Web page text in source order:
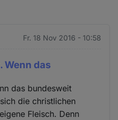
Fr. 18 Nov 2016 - 10:58
Wenn das
das bundesweit
die christlichen
Fleisch. Denn